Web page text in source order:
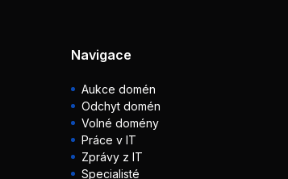
Navigace
Aukce domén
Odchyt domén
Volné domény
Práce v IT
Zprávy z IT
Specialisté